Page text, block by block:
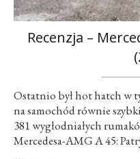
Recenzja –
Ostatnio był hot hatch w
na samochód równie
381 wygłodniałych
Mercedesa-AMG A 45: